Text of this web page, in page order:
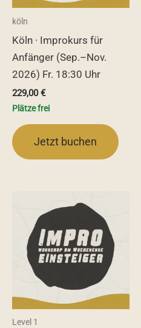
köln
Köln · Improkurs für
Anfänger (Sep.–Nov.
2026) Fr. 18:30 Uhr
229,00€
Plätze frei
Jetzt buchen
Level 1